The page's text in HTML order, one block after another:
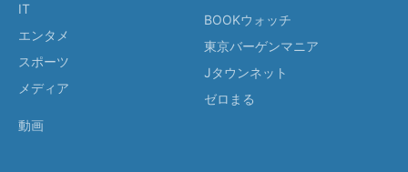
IT
エンタメ
スポーツ
メディア
動画
BOOKウォッチ
東京バーゲンマニア
Jタウンネット
ゼロまる